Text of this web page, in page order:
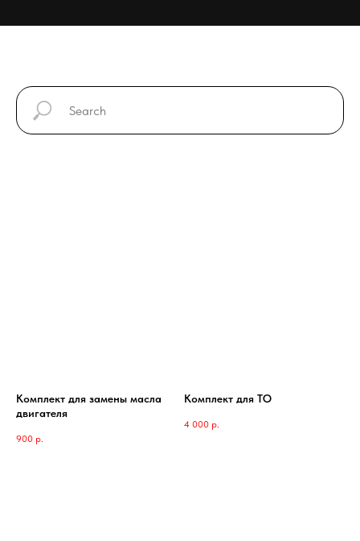
Комплект для замены масла
двигателя
900 р.
Комплект для ТО
4 000 р.